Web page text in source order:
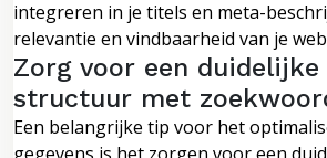
integreren in je titels en meta-
relevantie en vindbaarheid van je
Zorg voor een duidelijke
structuur met
Een belangrijke tip voor het
gegevens is het zorgen voor een